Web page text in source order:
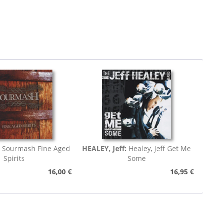
Sourmash Fine Aged
Spirits
16,00 €
HEALEY, Jeff: Healey, Jeff Get Me
Some
16,95 €